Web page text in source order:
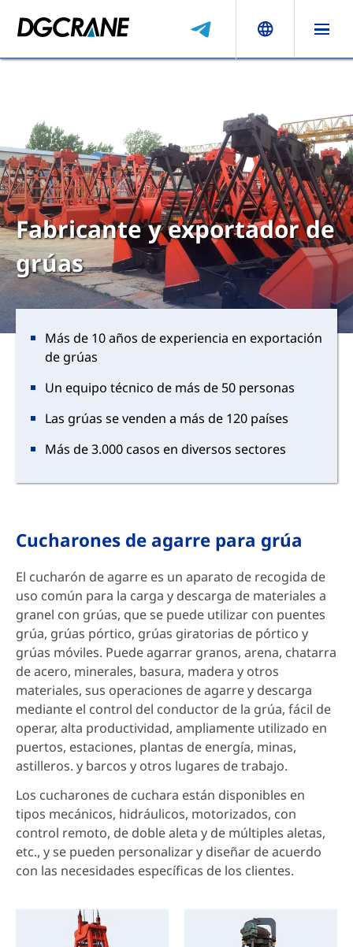
Fabricante y exportador de
grúas
Más de 10 años de experiencia en exportación
de grúas
Un equipo técnico de más de 50 personas
Las grúas se venden a más de 120 países
Más de 3.000 casos en diversos sectores
Cucharones de agarre para grúa
El cucharón de agarre es un aparato de recogida de
uso común para la carga y descarga de materiales a
granel con grúas, que se puede utilizar con puentes
grúa, grúas pórtico, grúas giratorias de pórtico y
grúas móviles. Puede agarrar granos, arena, chatarra
de acero, minerales, basura, madera y otros
materiales, sus operaciones de agarre y descarga
mediante el control del conductor de la grúa, fácil de
operar, alta productividad, ampliamente utilizado en
puertos, estaciones, plantas de energía, minas,
astilleros. y barcos y otros lugares de trabajo.
Los cucharones de cuchara están disponibles en
tipos mecánicos, hidráulicos, motorizados, con
control remoto, de doble aleta y de múltiples aletas,
etc., y se pueden personalizar y diseñar de acuerdo
con las necesidades específicas de los clientes.